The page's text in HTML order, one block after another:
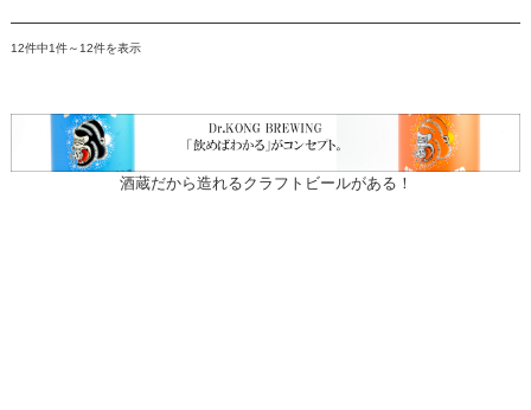
12件中1件～12件を表示
酒蔵だから造れるクラフトビールがある！